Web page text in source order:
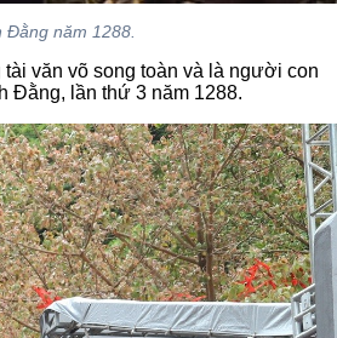
năm 1288.
văn võ song toàn và là người con
Đằng, lần thứ 3 năm 1288.